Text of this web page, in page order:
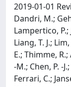
2019-01-01
Dandri, M.;
Lampertico, P.;
Liang, T. J.;
E.; Thimme,
-M.; Chen, P. -
Ferrari, C.;